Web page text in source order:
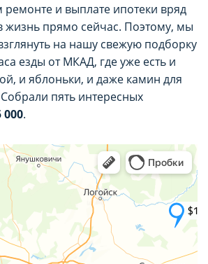
и выплате ипотеки вряд
жизнь прямо сейчас. Поэтому, мы
на нашу свежую подборку
езды от МКАД, где уже есть и
и яблоньки, и даже камин для
пять интересных
000.